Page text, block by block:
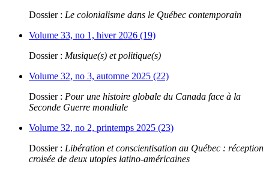
Dossier : Le colonialisme dans le Québec contemporain
Volume 33, no 1, hiver 2026 (19)
Dossier : Musique(s) et politique(s)
Volume 32, no 3, automne 2025 (22)
Dossier : Pour une histoire globale du Canada face à la
Seconde Guerre mondiale
Volume 32, no 2, printemps 2025 (23)
Dossier : Libération et conscientisation au Québec : réception
croisée de deux utopies latino-américaines